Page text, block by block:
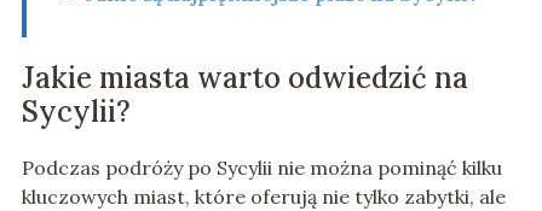
Jakie miasta warto odwiedzić na
Sycylii?
Podczas podróży po Sycylii nie można pominąć kilku
kluczowych miast, które oferują nie tylko zabytki, ale